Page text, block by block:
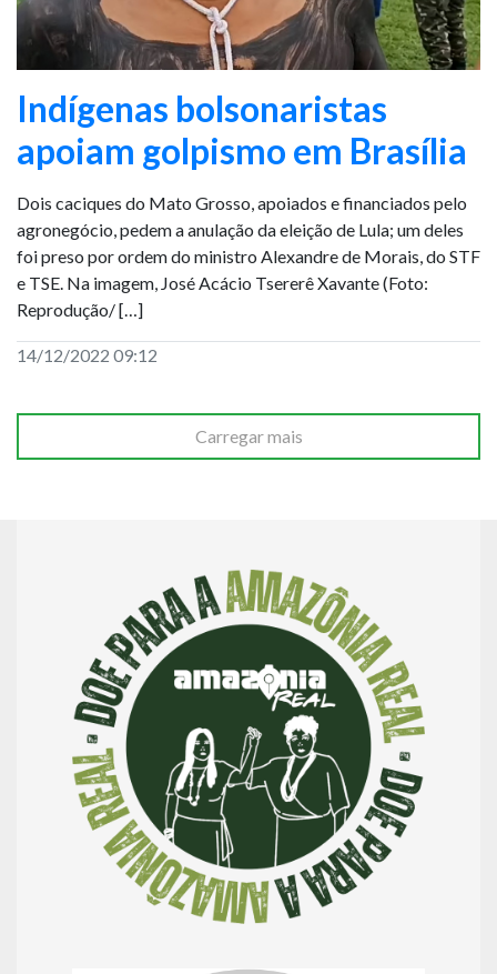
Indígenas bolsonaristas
apoiam golpismo em Brasília
Dois caciques do Mato Grosso, apoiados e financiados pelo
agronegócio, pedem a anulação da eleição de Lula; um deles
foi preso por ordem do ministro Alexandre de Morais, do STF
e TSE. Na imagem, José Acácio Tsererê Xavante (Foto:
Reprodução/ […]
14/12/2022 09:12
Carregar mais